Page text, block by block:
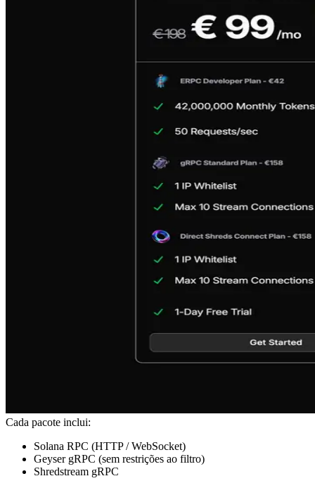
Cada pacote inclui:
Solana RPC (HTTP / WebSocket)
Geyser gRPC (sem restrições ao filtro)
Shredstream gRPC